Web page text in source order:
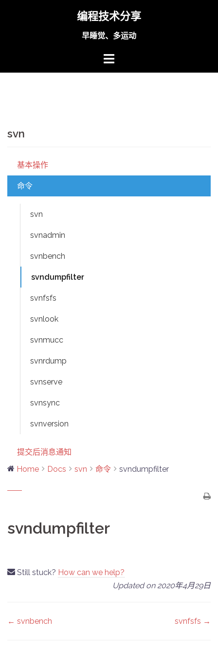
编程技术分享
早睡觉、多运动
svn
基本操作
命令
svn
svnadmin
svnbench
svndumpfilter
svnfsfs
svnlook
svnmucc
svnrdump
svnserve
svnsync
svnversion
提交后消息通知
Home
Docs svn 命令 svndumpfilter
svndumpfilter
Still stuck? How can we help?
Updated on 2020年4月29日
Doc
← svnbench svnfsfs →